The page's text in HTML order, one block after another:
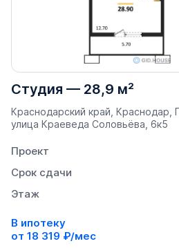
Студия — 28,9 м²
Краснодарский край, Краснодар,
улица Краеведа Соловьёва, 6к5
Проект
Срок сдачи
Этаж
В ипотеку
от 18 319 ₽/мес